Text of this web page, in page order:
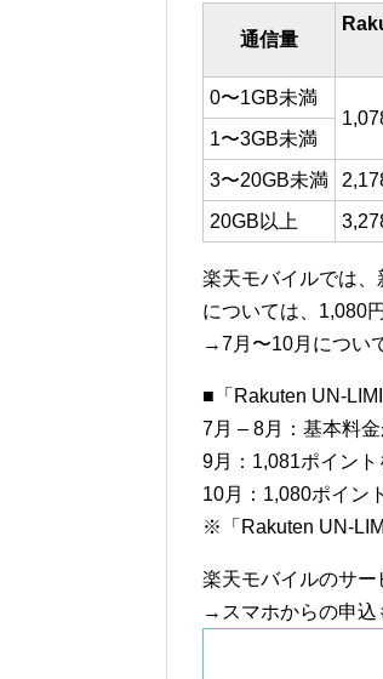
通信量
0〜1GB未満
1〜3GB未満
3〜20GB未満
20GB以上
楽天モバイルでは
については、1,080
→7月〜10月につい
■「Rakuten UN-
7月 – 8月：基本料金
9月：1,081ポイント
10月：1,080ポイン
※「Rakuten UN-
楽天モバイルのサー
→スマホからの申込